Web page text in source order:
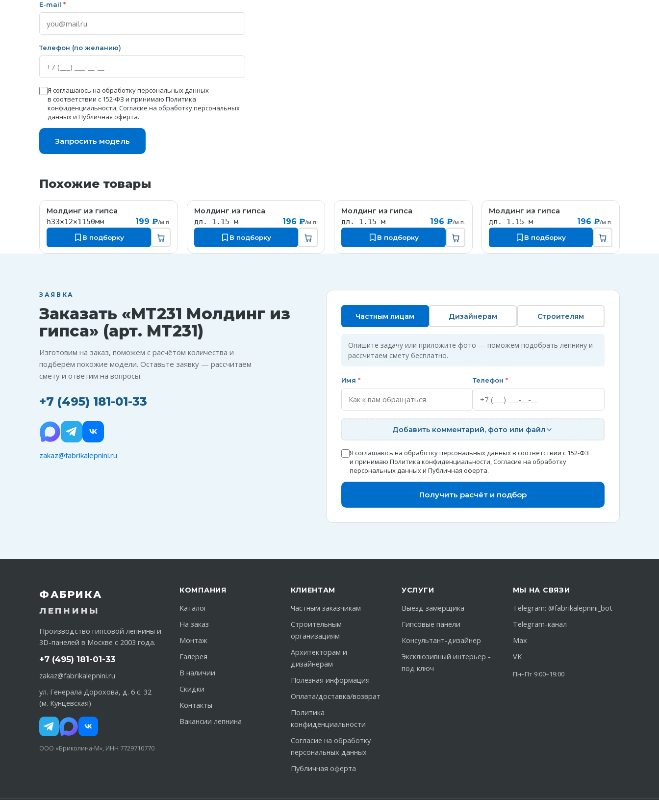
E-mail *
Телефон (по желанию)
Я соглашаюсь на обработку персональных данных
в соответствии с 152-ФЗ и принимаю Политика
конфиденциальности,Согласие на обработку персональных
данныхи Публичная оферта.
Запросить модель
Похожие товары
Молдинг из гипса
h33×12×1150мм
199 ₽/м.п.
В подборку
Молдинг из гипса
дл. 1.15 м
196 ₽/м.п.
В подборку
Молдинг из гипса
дл. 1.15 м
196 ₽/м.п.
В подборку
Молдинг из гипса
дл. 1.15 м
196 ₽/м.п.
В подборку
ЗАЯВКА
Заказать «MT231 Молдинг из
гипса» (арт. MT231)
Изготовим на заказ, поможем с расчётом количества и
подберём похожие модели. Оставьте заявку — рассчитаем
смету и ответим на вопросы.
+7 (495) 181-01-33
zakaz@fabrikalepnini.ru
Частным лицам Дизайнерам Строителям
Опишите задачу или приложите фото — поможем подобрать лепнину и
рассчитаем смету бесплатно.
Имя * Телефон *
Добавить комментарий, фото или файл
Я соглашаюсь на обработку персональных данных в соответствии с 152-ФЗ
и принимаю Политика конфиденциальности,Согласие на обработку
персональных данныхи Публичная оферта.
Получить расчёт и подбор
ФАБРИКА
ЛЕПНИНЫ
Производство гипсовой лепнины и
3D-панелей в Москве с 2003 года.
+7 (495) 181-01-33
zakaz@fabrikalepnini.ru
ул. Генерала Дорохова, д. 6 с. 32
(м. Кунцевская)
ООО «Бриколина-М», ИНН 7729710770
КОМПАНИЯ
Каталог
На заказ
Монтаж
Галерея
В наличии
Скидки
Контакты
Вакансии лепнина
КЛИЕНТАМ
Частным заказчикам
Строительным
организациям
Архитекторам и
дизайнерам
Полезная информация
Оплата/доставка/возврат
Политика
конфиденциальности
Согласие на обработку
персональных данных
Публичная оферта
УСЛУГИ
Выезд замерщика
Гипсовые панели
Консультант-дизайнер
Эксклюзивный интерьер -
под ключ
МЫ НА СВЯЗИ
Telegram: @fabrikalepnini_bot
Telegram-канал
Max
VK
Пн–Пт 9:00–19:00